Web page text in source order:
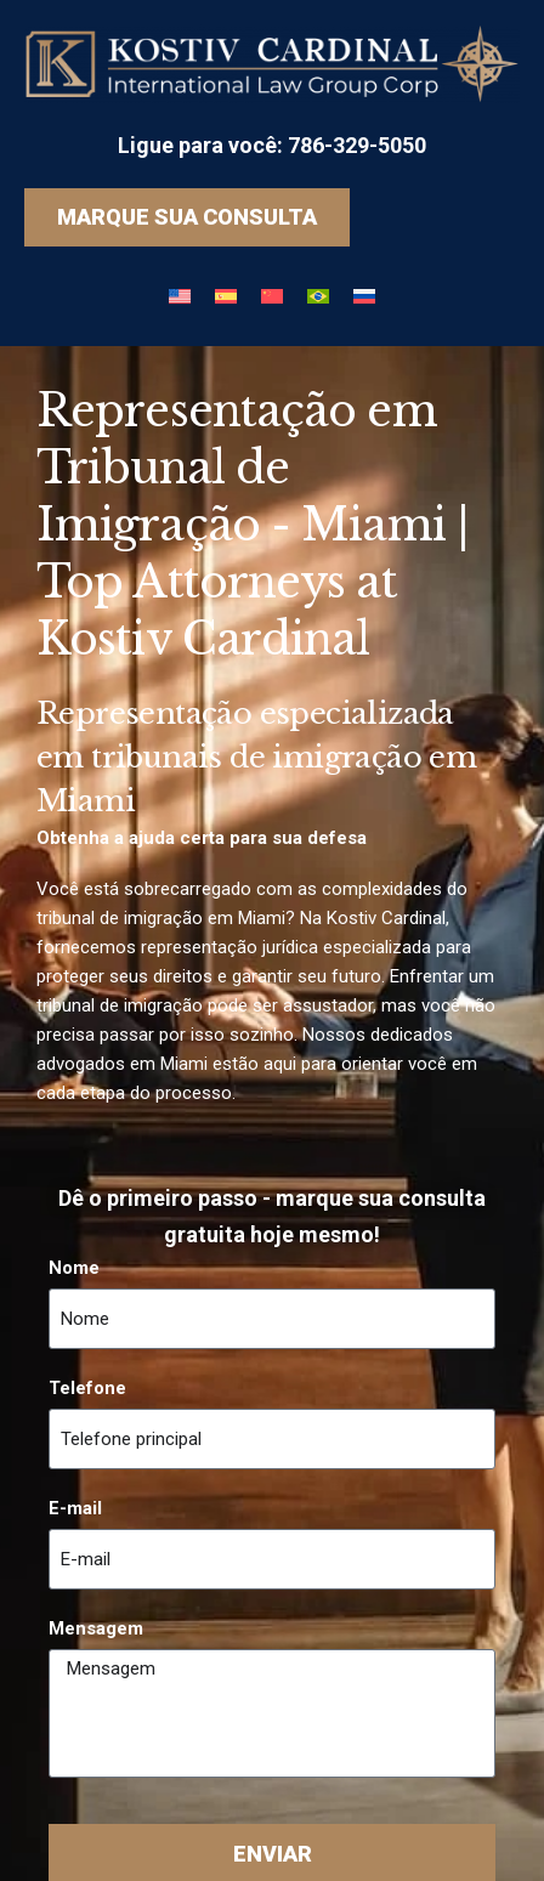
Ligue para você: 786-329-5050
MARQUE SUA CONSULTA
Representação em
Tribunal de
Imigração - Miami |
Top Attorneys at
Kostiv Cardinal
Representação especializada
em tribunais de imigração em
Miami
Obtenha a ajuda certa para sua defesa
Você está sobrecarregado com as complexidades do
tribunal de imigração em Miami? Na Kostiv Cardinal,
fornecemos representação jurídica especializada para
proteger seus direitos e garantir seu futuro. Enfrentar um
tribunal de imigração pode ser assustador, mas você não
precisa passar por isso sozinho. Nossos dedicados
advogados em Miami estão aqui para orientar você em
cada etapa do processo.
Dê o primeiro passo - marque sua consulta
gratuita hoje mesmo!
Nome
Telefone
E-mail
Mensagem
ENVIAR